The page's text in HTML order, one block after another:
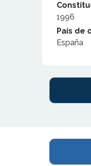
1996
País de
España